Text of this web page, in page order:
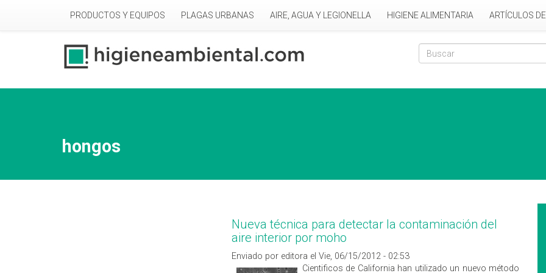
PRODUCTOS Y EQUIPOS PLAGAS URBANAS AIRE, AGUA Y LEGIONELLA HIGIENE ALIMENTARIA ARTÍCULOS
Formulario de
hongos
Nueva técnica para detectar la contaminación del
aire interior por moho
Enviado por editora el Vie, 06/15/2012 - 02:53
Cientificos de California han utilizado un nuevo método